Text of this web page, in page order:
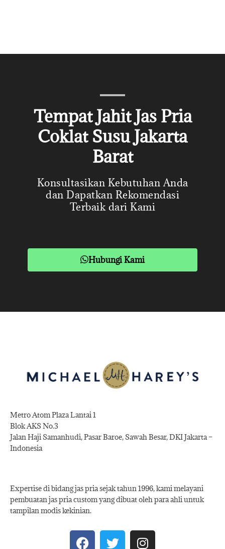
Tempat Jahit Jas Pria
Coklat Susu Jakarta
Barat
Konsultasikan Kebutuhan Anda
dan Dapatkan Rekomendasi
Terbaik dari Kami
Hubungi Kami
Metro Atom Plaza Lantai 1
Blok AKS No.3
Jalan Haji Samanhudi, Pasar Baroe, Sawah Besar, DKI Jakarta –
Indonesia
Expertise di bidang jas pria sejak tahun 1996, kami melayani
pembuatan jas pria custom yang dibuat oleh para ahli untuk
tampilan modis kekinian.